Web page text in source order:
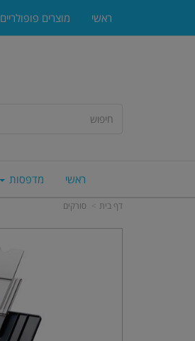
ראשי מדפסות
ראשי מוצרים פופולריים
דף בית סורקים